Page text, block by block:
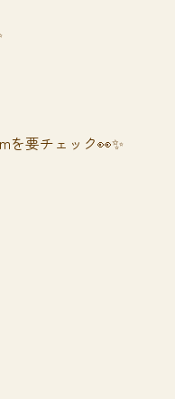
要チェック👀✨